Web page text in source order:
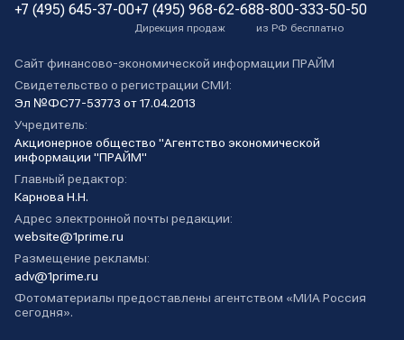
+7 (495) 645-37-00+7 (495) 968-62-68
Дирекция продаж
8-800-333-50-50
из РФ бесплатно
Сайт финансово-экономической информации ПРАЙМ
Свидетельство о регистрации СМИ:
Эл №ФС77-53773 от 17.04.2013
Учредитель:
Акционерное общество "Агентство экономической
информации "ПРАЙМ"
Главный редактор:
Карнова Н.Н.
Адрес электронной почты редакции:
website@1prime.ru
Размещение рекламы:
adv@1prime.ru
Фотоматериалы предоставлены агентством «МИА Россия
сегодня».